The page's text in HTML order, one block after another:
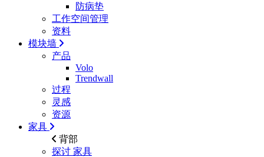
防病垫
工作空间管理
资料
模块墙
产品
Volo
Trendwall
过程
灵感
资源
家具
背部
探讨 家具